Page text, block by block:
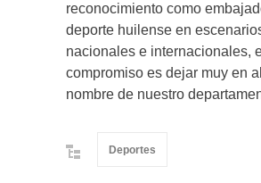
reconocimiento como
deporte huilense en
nacionales e internacionales,
compromiso es dejar muy en
nombre de nuestro
Deportes